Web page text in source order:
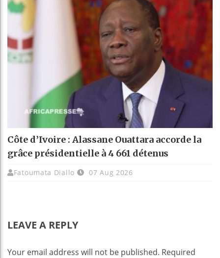
Côte d’Ivoire : Alassane Ouattara accorde la
grâce présidentielle à 4 661 détenus
Fatoumata Diallo 07 Aug 2026
LEAVE A REPLY
Your email address will not be published. Required